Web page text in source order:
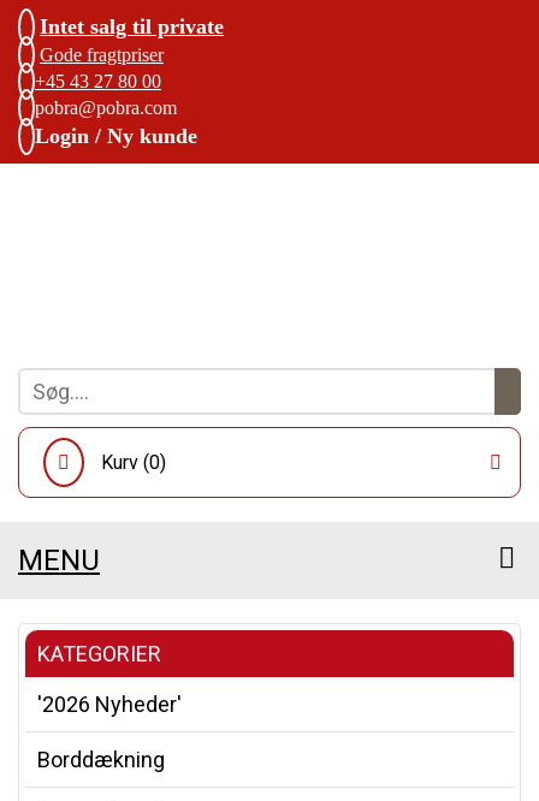
Intet salg til private
Gode fragtpriser
+45 43 27 80 00
pobra@pobra.com
Login / Ny kunde
Kurv (0)
MENU
KATEGORIER
'2026 Nyheder'
Borddækning